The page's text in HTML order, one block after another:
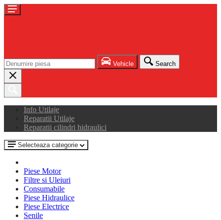
Vehicle Search
Info Utilaje
Reparatii Utilaje
Reparatii cilindri hidraulici
Selecteaza categorie
Piese Motor
Filtre si Uleiuri
Consumabile
Piese Hidraulice
Piese Electrice
Senile